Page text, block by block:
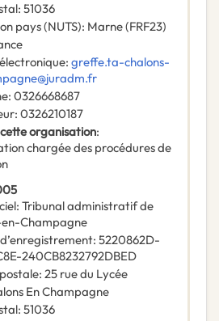
: 51036
pays (NUTS): Marne(FRF23)
: greffe.ta-chalons-
: 0326668687
: 0326210187
cette organisation:
chargée des procédures de
: Tribunal administratif de
Champagne
: 5220862D-
240CB8232792DBED
: 25 rue du Lycée
En Champagne
: 51036